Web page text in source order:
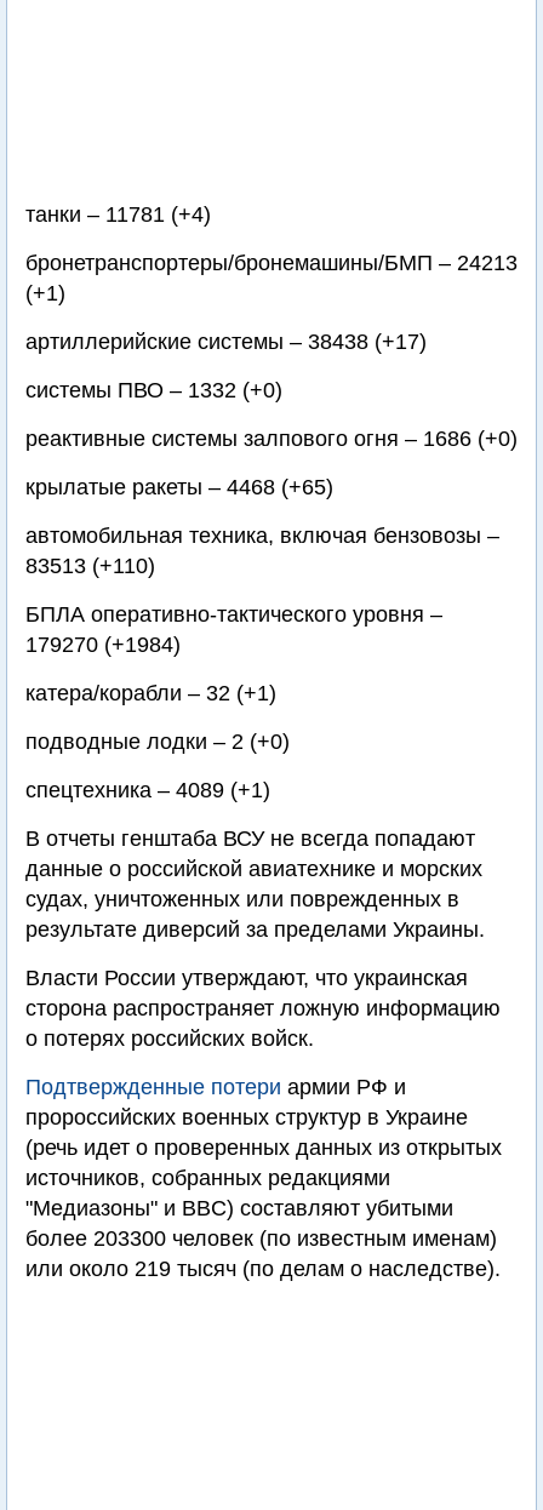
танки – 11781 (+4)
бронетранспортеры/бронемашины/БМП – 24213
(+1)
артиллерийские системы – 38438 (+17)
системы ПВО – 1332 (+0)
реактивные системы залпового огня – 1686 (+0)
крылатые ракеты – 4468 (+65)
автомобильная техника, включая бензовозы –
83513 (+110)
БПЛА оперативно-тактического уровня –
179270 (+1984)
катера/корабли – 32 (+1)
подводные лодки – 2 (+0)
спецтехника – 4089 (+1)
В отчеты генштаба ВСУ не всегда попадают
данные о российской авиатехнике и морских
судах, уничтоженных или поврежденных в
результате диверсий за пределами Украины.
Власти России утверждают, что украинская
сторона распространяет ложную информацию
о потерях российских войск.
Подтвержденные потери армии РФ и
пророссийских военных структур в Украине
(речь идет о проверенных данных из открытых
источников, собранных редакциями
"Медиазоны" и BBC) составляют убитыми
более 203300 человек (по известным именам)
или около 219 тысяч (по делам о наследстве).